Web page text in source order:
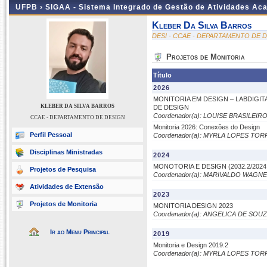
UFPB › SIGAA - Sistema Integrado de Gestão de Atividades
KLEBER DA SILVA BARROS
CCAE - DEPARTAMENTO DE DESIGN
Perfil Pessoal
Disciplinas Ministradas
Projetos de Pesquisa
Atividades de Extensão
Projetos de Monitoria
Ir ao Menu Principal
Kleber Da Silva Barros
DESI - CCAE - DEPARTAMENTO DE
Projetos de Monitoria
Título
2026
MONITORIA EM DESIGN –
DE DESIGN
Coordenador(a): LOUISE
Monitoria 2026: Conexões do Design
Coordenador(a): MYRLA LOPES
2024
MONOTORIA E DESIGN (2032.2/
Coordenador(a): MARIVALDO
2023
MONITORIA DESIGN 2023
Coordenador(a): ANGELICA DE
2019
Monitoria e Design 2019.2
Coordenador(a): MYRLA LOPES